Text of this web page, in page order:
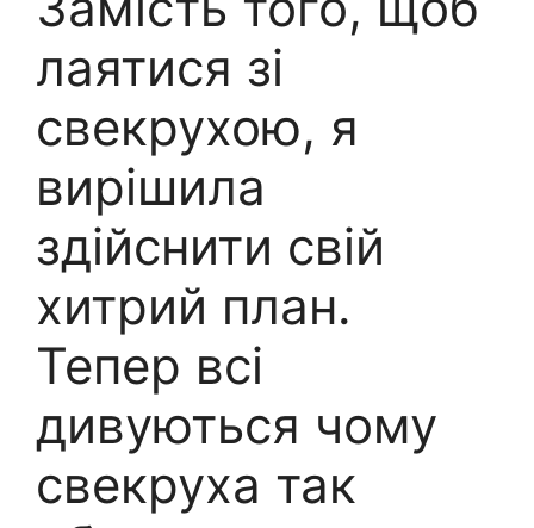
лаятися зі
свекрухою, я
вирішила
здійснити свій
хитрий план.
Тепер всі
дивуються чому
свекруха так